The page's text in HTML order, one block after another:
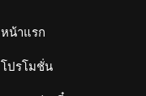
หน้าแรก
โปรโมชั่น